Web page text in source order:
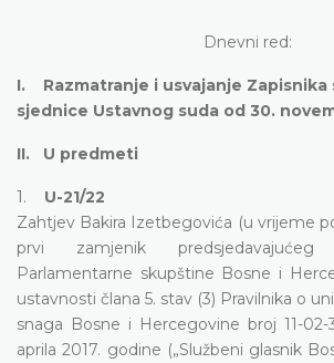
Dnevni red:
I. Razmatranje i usvajanje Zapisnika
sjednice Ustavnog suda od 30.
II. U predmeti
1. U-21/22
Zahtjev Bakira Izetbegovića (u vrijeme
prvi zamjenik
Parlamentarne skupštine Bosne i
ustavnosti člana 5. stav (3) Pravilnika o
snaga Bosne i Hercegovine broj 11-02-
aprila 2017. godine („Službeni glasnik